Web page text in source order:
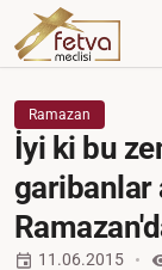
Ramazan
İyi ki bu
garibanlar
11.06.2015